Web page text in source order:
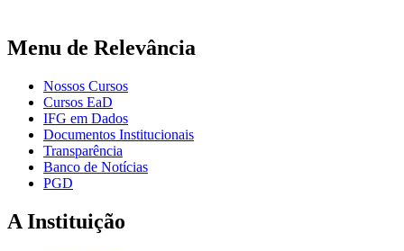
Menu de Relevância
Nossos Cursos
Cursos EaD
IFG em Dados
Documentos Institucionais
Transparência
Banco de Notícias
PGD
A Instituição